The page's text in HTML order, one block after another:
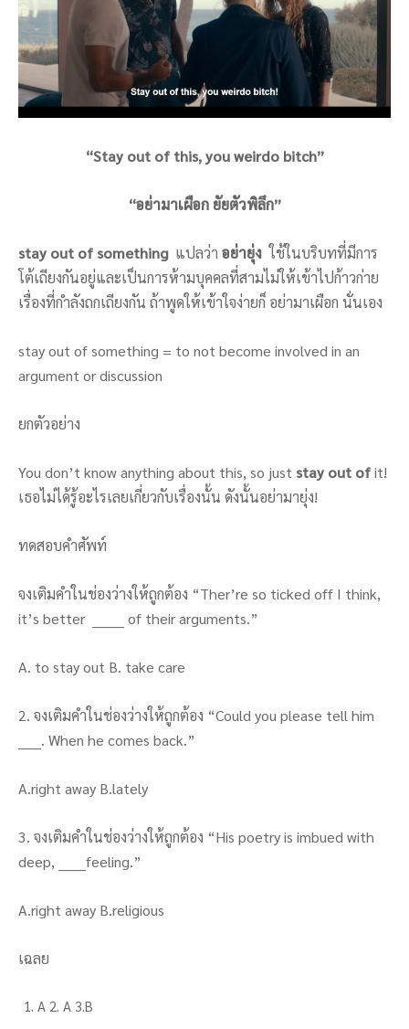
“Stay out of this, you weirdo bitch”
“อย่ามาเผือก ยัยตัวพิลึก”
stay out of something แปลว่า อย่ายุ่ง ใช้ในบริบทที่มีการ
โต้เถียงกันอยู่และเป็นการห้ามบุคคลที่สามไม่ให้เข้าไปก้าวก่าย
เรื่องที่กำลังถกเถียงกัน ถ้าพูดให้เข้าใจง่ายก็ อย่ามาเผือก นั่นเอง
stay out of something = to not become involved in an
argument or discussion
ยกตัวอย่าง
You don’t know anything about this, so just stay out ofit!
เธอไม่ได้รู้อะไรเลยเกี่ยวกับเรื่องนั้น ดังนั้นอย่ามายุ่ง!
ทดสอบคำศัพท์
จงเติมคำในช่องว่างให้ถูกต้อง “Ther’re so ticked off I think,
it’s better _______ of their arguments.”
A. to stay out B. take care
2. จงเติมคำในช่องว่างให้ถูกต้อง “Could you please tell him
_____. When he comes back.”
A.right away B.lately
3. จงเติมคำในช่องว่างให้ถูกต้อง “His poetry is imbued with
deep, ______feeling.”
A.right away B.religious
เฉลย
A 2. A 3.B